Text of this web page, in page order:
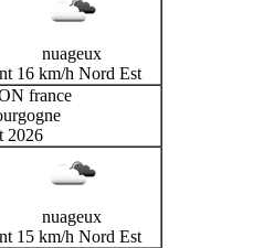
nuageux
16 km/h Nord Est
france
2026
nuageux
15 km/h Nord Est